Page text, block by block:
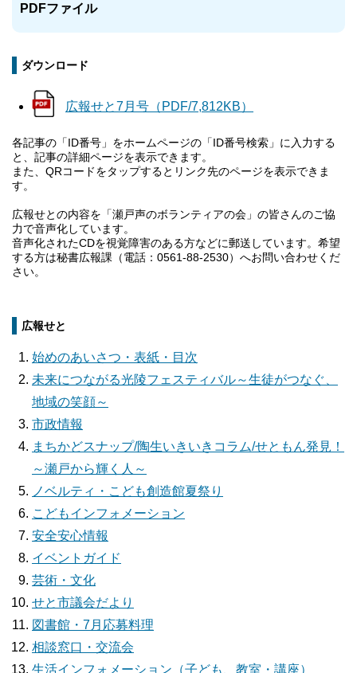
PDFファイル
ダウンロード
広報せと7月号（PDF/7,812KB）
各記事の「ID番号」をホームページの「ID番号検索」に入力する
と、記事の詳細ページを表示できます。
また、QRコードをタップするとリンク先のページを表示できま
す。
広報せとの内容を「瀬戸声のボランティアの会」の皆さんのご協
力で音声化しています。
音声化されたCDを視覚障害のある方などに郵送しています。希望
する方は秘書広報課（電話：0561‐88‐2530）へお問い合わせくだ
さい。
広報せと
始めのあいさつ・表紙・目次
未来につながる光陵フェスティバル～生徒がつなぐ、
地域の笑顔～
市政情報
まちかどスナップ/陶生いきいきコラム/せともん発見！
～瀬戸から輝く人～
ノベルティ・こども創造館夏祭り
こどもインフォメーション
安全安心情報
イベントガイド
芸術・文化
せと市議会だより
図書館・7月応募料理
相談窓口・交流会
生活インフォメーション（子ども、教室・講座）